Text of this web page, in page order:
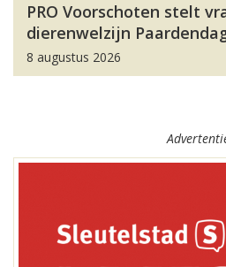
PRO Voorschoten stelt
dierenwelzijn
8 augustus 2026